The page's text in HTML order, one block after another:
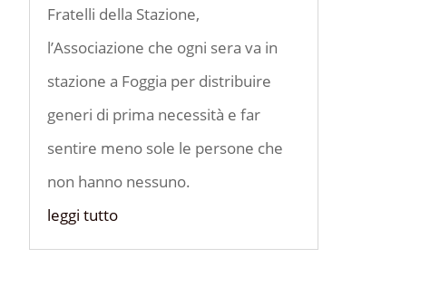
Fratelli della Stazione,
l’Associazione che ogni sera va in
stazione a Foggia per distribuire
generi di prima necessità e far
sentire meno sole le persone che
non hanno nessuno.
leggi tutto